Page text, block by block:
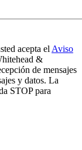
acepta el Aviso
&
de mensajes
y datos. La
STOP para